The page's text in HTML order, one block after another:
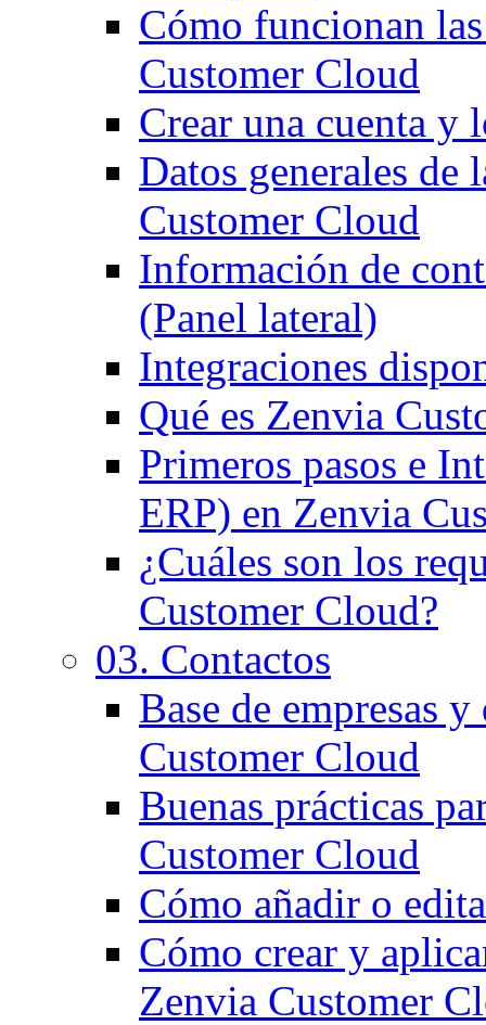
Cómo funcionan
Customer Cloud
Crear una cuenta y
Datos generales de
Customer Cloud
Información de
(Panel lateral)
Integraciones
Qué es Zenvia
Primeros pasos e
ERP) en Zenvia
¿Cuáles son los
Customer Cloud?
03. Contactos
Base de empresas
Customer Cloud
Buenas prácticas
Customer Cloud
Cómo añadir o
Cómo crear y
Zenvia Customer